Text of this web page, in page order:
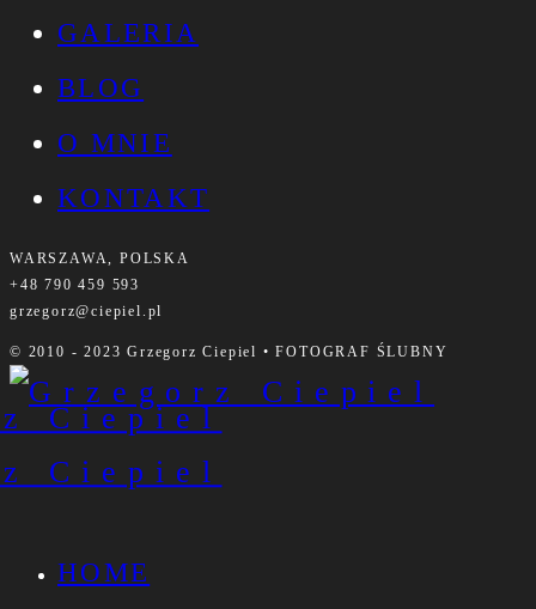
GALERIA
BLOG
O MNIE
KONTAKT
WARSZAWA, POLSKA
+48 790 459 593
grzegorz@ciepiel.pl
© 2010 - 2023 Grzegorz Ciepiel • FOTOGRAF ŚLUBNY
HOME